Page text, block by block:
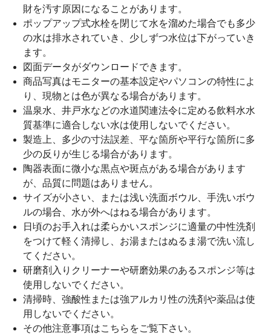
財を汚す原因になることがあります。
ポップアップ式水栓を閉じて水を溜めた場合でも多少
の水は排水されていき、少しずつ水位は下がっていき
ます。
図面データがダウンロードできます。
商品写真はモニターの基本設定やパソコンの特性によ
り、現物とは色が異なる場合があります。
温泉水、井戸水などの水道関連法令に定める飲料水水
質基準に適合しない水は使用しないでください。
製造上、多少の寸法誤差、平な箇所や平行な箇所に多
少の反りが生じる場合があります。
陶器表面に微小な黒点や斑点がある場合があります
が、品質に問題はありません。
サイズが小さい、または浅い洗面ボウル、手洗いボウ
ルの場合、水が外へはねる場合があります。
日頃のお手入れは柔らかいスポンジに適量の中性洗剤
をつけて軽く清掃し、お湯またはぬるま湯で洗い流し
てください。
研磨剤入りクリーナーや研磨効果のあるスポンジ等は
使用しないでください。
清掃時、強酸性または強アルカリ性の洗剤や薬品は使
用しないでください。
その他注意事項はこちら をご覧下さい。